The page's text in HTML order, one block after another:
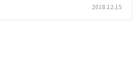
2018.12.15